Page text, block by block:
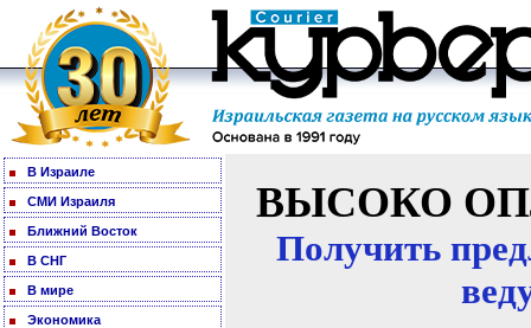
В Израиле
СМИ Израиля
Ближний Восток
В СНГ
В мире
Экономика
ВЫСОКО
Получить